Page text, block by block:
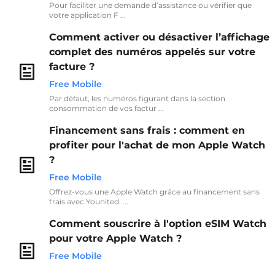
Pour faciliter une demande d’assistance ou vérifier que
votre application F ...
Comment activer ou désactiver l’affichage
complet des numéros appelés sur votre
facture ?
Free Mobile
Par défaut, les numéros figurant dans la section
consommation de vos factur ...
Financement sans frais : comment en
profiter pour l'achat de mon Apple Watch
?
Free Mobile
Offrez-vous une Apple Watch grâce au financement sans
frais avec Younited. ...
Comment souscrire à l'option eSIM Watch
pour votre Apple Watch ?
Free Mobile